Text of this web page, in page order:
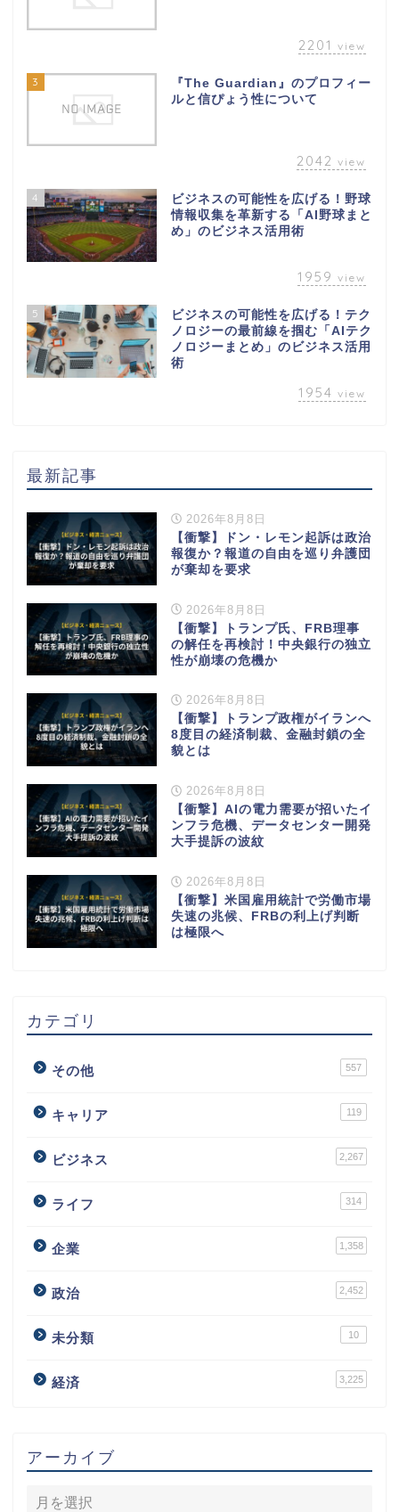
2201 view
3
『The Guardian』のプロフィー
ルと信ぴょう性について
2042 view
4
ビジネスの可能性を広げる！野球
情報収集を革新する「AI野球まと
め」のビジネス活用術
1959 view
5
ビジネスの可能性を広げる！テク
ノロジーの最前線を掴む「AIテク
ノロジーまとめ」のビジネス活用
術
1954 view
最新記事
2026年8月8日
【衝撃】ドン・レモン起訴は政治
報復か？報道の自由を巡り弁護団
が棄却を要求
2026年8月8日
【衝撃】トランプ氏、FRB理事
の解任を再検討！中央銀行の独立
性が崩壊の危機か
2026年8月8日
【衝撃】トランプ政権がイランへ
8度目の経済制裁、金融封鎖の全
貌とは
2026年8月8日
【衝撃】AIの電力需要が招いたイ
ンフラ危機、データセンター開発
大手提訴の波紋
2026年8月8日
【衝撃】米国雇用統計で労働市場
失速の兆候、FRBの利上げ判断
は極限へ
カテゴリ
その他 557
キャリア 119
ビジネス 2,267
ライフ 314
企業 1,358
政治 2,452
未分類 10
経済 3,225
アーカイブ